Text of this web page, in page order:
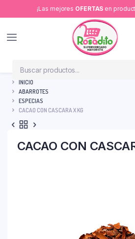
¡Las mejores OFERTAS en
INICIO
ABARROTES
ESPECIAS
CACAO CON CASCARA X KG
CACAO CON